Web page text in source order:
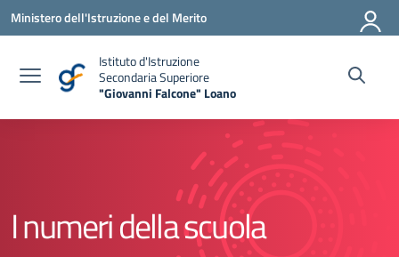
Vai ai contenuti
Vai al menu di navigazione
Vai al footer
Ministero dell'Istruzione e del Merito
Istituto d'Istruzione
Secondaria Superiore
"Giovanni Falcone" Loano
I numeri della scuola